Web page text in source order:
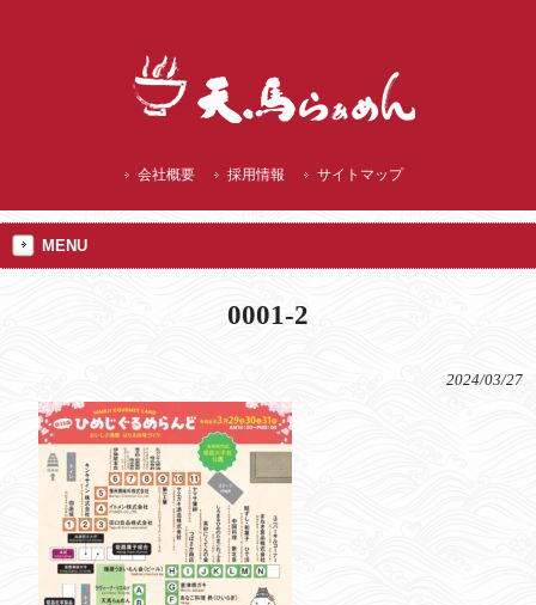
会社概要 採用情報 サイトマップ
MENU
0001-2
2024/03/27